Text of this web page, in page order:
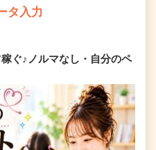
タ入力
ぐ♪ノルマなし・自分のペ